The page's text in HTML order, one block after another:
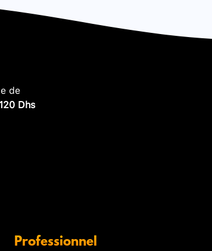
de
120 Dhs
Professionnel